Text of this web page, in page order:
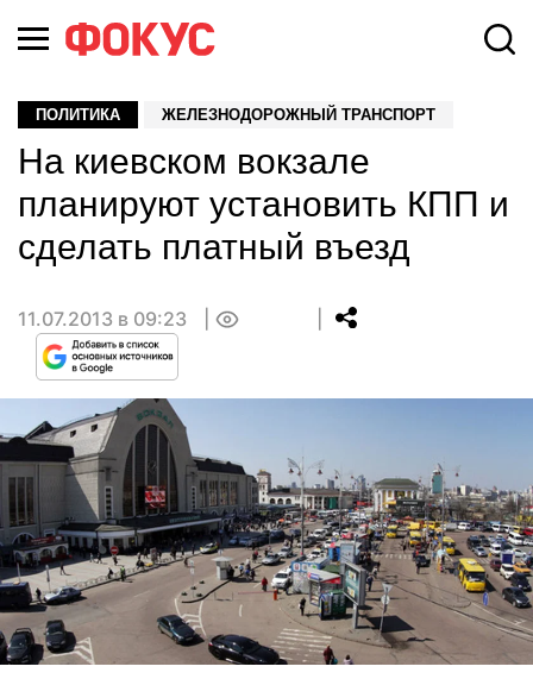
ПОЛИТИКА ЖЕЛЕЗНОДОРОЖНЫЙ ТРАНСПОРТ
На киевском вокзале
планируют установить КПП и
сделать платный въезд
11.07.2013 в 09:23